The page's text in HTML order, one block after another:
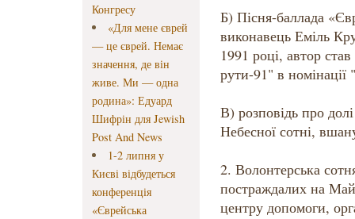
Конгресу
«Для мене єврей
— це єврей. Немає
значення, де він
живе. Ми — одна
родина»: Едуард
Шифрін для Jewish
Post And News
1-2 липня у
Києві відбудеться
конференція
«Єврейська
Б) Пісня-баллада
виконавець Еміль
1991 році, автор
рути-91" в номінації
В) розповідь про
Небесної сотні,
2. Волонтерська
постраждалих на
центру допомоги,